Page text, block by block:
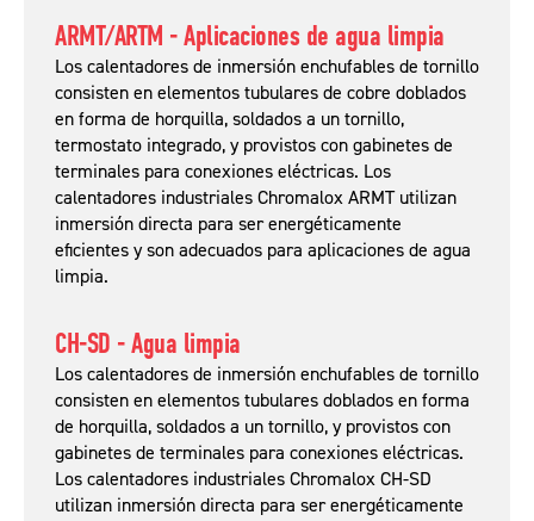
ARMT/ARTM - Aplicaciones de agua limpia
Los calentadores de inmersión enchufables de tornillo
consisten en elementos tubulares de cobre doblados
en forma de horquilla, soldados a un tornillo,
termostato integrado, y provistos con gabinetes de
terminales para conexiones eléctricas. Los
calentadores industriales Chromalox ARMT utilizan
inmersión directa para ser energéticamente
eficientes y son adecuados para aplicaciones de agua
limpia.
CH-SD - Agua limpia
Los calentadores de inmersión enchufables de tornillo
consisten en elementos tubulares doblados en forma
de horquilla, soldados a un tornillo, y provistos con
gabinetes de terminales para conexiones eléctricas.
Los calentadores industriales Chromalox CH-SD
utilizan inmersión directa para ser energéticamente